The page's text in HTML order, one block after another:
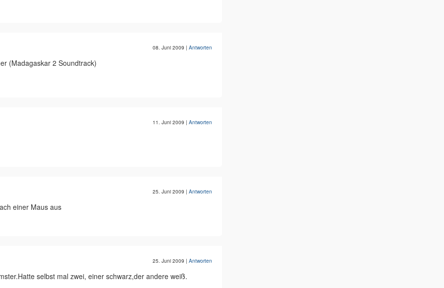
08. Juni 2009 | Antworten
(Madagaskar 2 Soundtrack)
11. Juni 2009 | Antworten
25. Juni 2009 | Antworten
einer Maus aus
25. Juni 2009 | Antworten
selbst mal zwei, einer schwarz,der andere weiß.